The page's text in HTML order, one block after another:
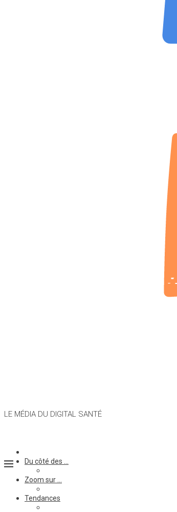
LE MÉDIA DU DIGITAL SANTÉ
Du côté des …
Zoom sur …
Tendances